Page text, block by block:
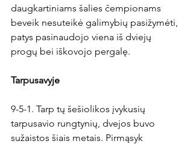
daugkartiniams šalies čempionams
beveik nesuteikė galimybių pasižymėti,
patys pasinaudojo viena iš dviejų
progų bei iškovojo pergalę.
Tarpusavyje
9-5-1. Tarp tų šešiolikos įvykusių
tarpusavio rungtynių, dvejos buvo
sužaistos šiais metais. Pirmąsyk